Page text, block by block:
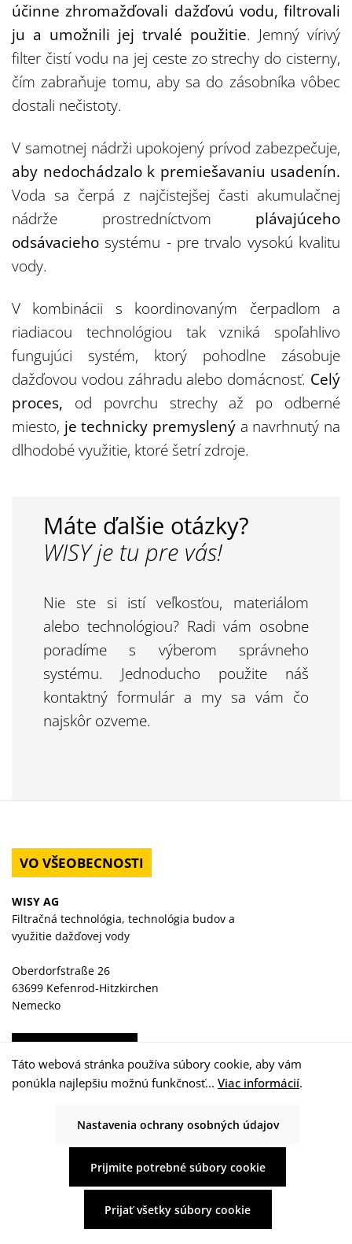
účinne zhromažďovali dažďovú vodu, filtrovali
ju a umožnili jej trvalé použitie. Jemný vírivý
filter čistí vodu na jej ceste zo strechy do cisterny,
čím zabraňuje tomu, aby sa do zásobníka vôbec
dostali nečistoty.
V samotnej nádrži upokojený prívod zabezpečuje,
aby nedochádzalo k premiešavaniu usadenín.
Voda sa čerpá z najčistejšej časti akumulačnej
nádrže prostredníctvom plávajúceho
odsávacieho systému - pre trvalo vysokú kvalitu
vody.
V kombinácii s koordinovaným čerpadlom a
riadiacou technológiou tak vzniká spoľahlivo
fungujúci systém, ktorý pohodlne zásobuje
dažďovou vodou záhradu alebo domácnosť. Celý
proces, od povrchu strechy až po odberné
miesto, je technicky premyslený a navrhnutý na
dlhodobé využitie, ktoré šetrí zdroje.
Máte ďalšie otázky?
WISY je tu pre vás!
Nie ste si istí veľkosťou, materiálom
alebo technológiou? Radi vám osobne
poradíme s výberom správneho
systému. Jednoducho použite náš
kontaktný formulár a my sa vám čo
najskôr ozveme.
VO VŠEOBECNOSTI
WISY AG
Filtračná technológia, technológia budov a
využitie dažďovej vody
Oberdorfstraße 26
63699 Kefenrod-Hitzkirchen
Nemecko
PRÁVNE ZÁLEŽITOSTI
Táto webová stránka používa súbory cookie, aby vám
ponúkla najlepšiu možnú funkčnosť... Viac informácií.
Nastavenia ochrany osobných údajov
Prijmite potrebné súbory cookie
Prijať všetky súbory cookie